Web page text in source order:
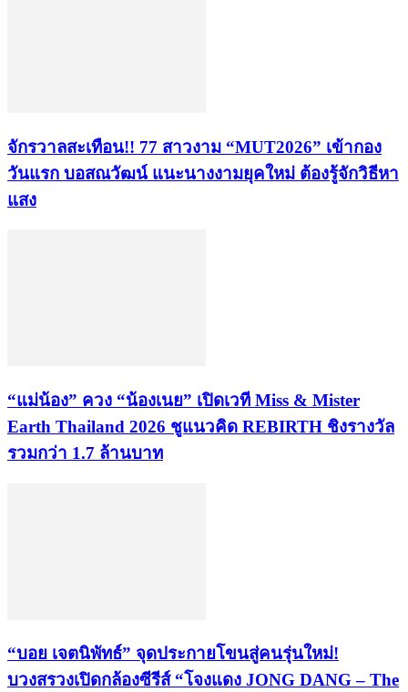
จักรวาลสะเทือน!! 77 สาวงาม “MUT2026” เข้ากอง
วันแรก บอสณวัฒน์ แนะนางงามยุคใหม่ ต้องรู้จักวิธีหา
แสง
“แม่น้อง” ควง “น้องเนย” เปิดเวที Miss & Mister
Earth Thailand 2026 ชูแนวคิด REBIRTH ชิงรางวัล
รวมกว่า 1.7 ล้านบาท
“บอย เจตนิพัทธ์” จุดประกายโขนสู่คนรุ่นใหม่!
บวงสรวงเปิดกล้องซีรีส์ “โจงแดง JONG DANG – The